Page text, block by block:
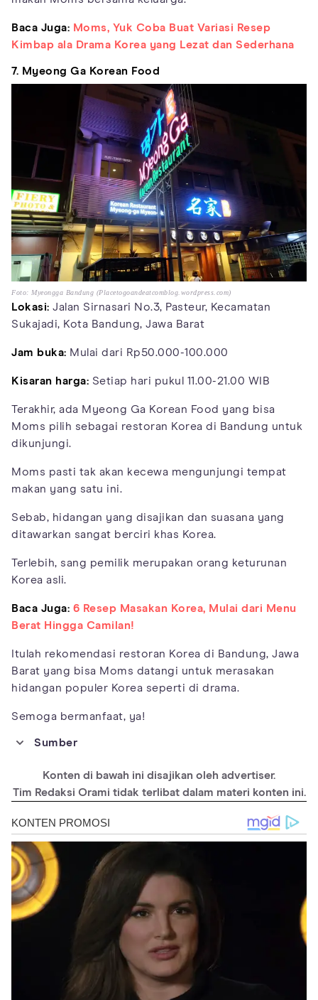
Baca Juga: Moms, Yuk Coba Buat Variasi Resep
Kimbap ala Drama Korea yang Lezat dan Sederhana
7. Myeong Ga Korean Food
Foto: Myeongga Bandung (Placetogoandeatcomblog.wordpress.com)
Lokasi: Jalan Sirnasari No.3, Pasteur, Kecamatan
Sukajadi, Kota Bandung, Jawa Barat
Jam buka: Mulai dari Rp50.000-100.000
Kisaran harga: Setiap hari pukul 11.00-21.00 WIB
Terakhir, ada Myeong Ga Korean Food yang bisa
Moms pilih sebagai restoran Korea di Bandung untuk
dikunjungi.
Moms pasti tak akan kecewa mengunjungi tempat
makan yang satu ini.
Sebab, hidangan yang disajikan dan suasana yang
ditawarkan sangat berciri khas Korea.
Terlebih, sang pemilik merupakan orang keturunan
Korea asli.
Baca Juga: 6 Resep Masakan Korea, Mulai dari Menu
Berat Hingga Camilan!
Itulah rekomendasi restoran Korea di Bandung, Jawa
Barat yang bisa Moms datangi untuk merasakan
hidangan populer Korea seperti di drama.
Semoga bermanfaat, ya!
Sumber
bandung/
https://keluyuran.com/restoran-korea-di-bandung/
Konten di bawah ini disajikan oleh advertiser.
Tim Redaksi Orami tidak terlibat dalam materi konten ini.